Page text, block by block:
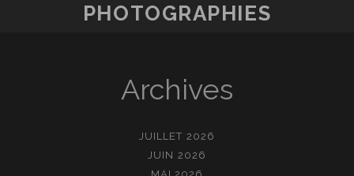
PHOTOGRAPHIES
Archives
JUILLET 2026
JUIN 2026